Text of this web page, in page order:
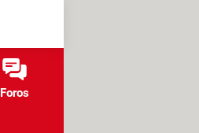
Foros